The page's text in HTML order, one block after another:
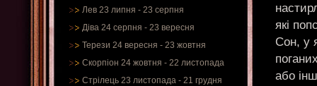
Лев 23 липня - 23 серпня
Діва 24 серпня - 23 вересня
Терези 24 вересня - 23 жовтня
Скорпіон 24 жовтня - 22 листопада
Стрілець 23 листопада - 21 грудня
які
Сон, у
або